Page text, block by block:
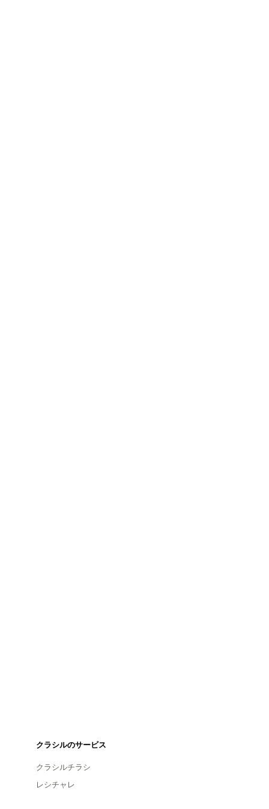
クラシルのサービス
クラシルチラシ
レシチャレ